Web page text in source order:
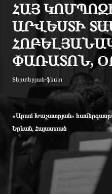
ՀԱՅ
ԱՐՎԵՍՏԻ
ՓԱՌԱՏՈՆ,
Տերտերյան-ֆեստ
«Արամ Խաչատրյան»
Երևան, Հայաստան